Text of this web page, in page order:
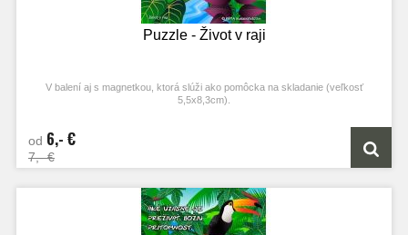
Puzzle - Život v raji
V balení aj s magnetkou, ktorá slúži ako pomôcka na skladanie (veľkosť
5,5x8,3cm).
od 6,- €
7,- €